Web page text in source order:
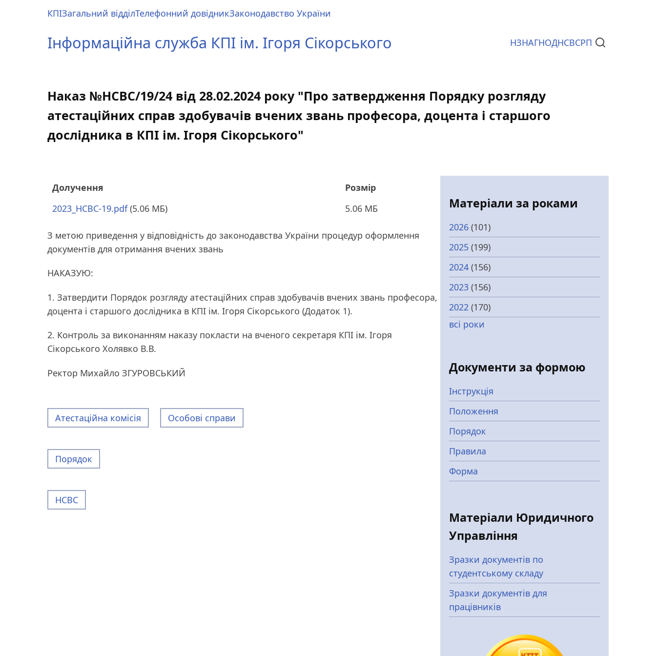
menu
КПІЗагальний відділТелефонний довідникЗаконодавство України
Інформаційна служба КПІ ім. Ігоря Сікорського Документи
НЗНАГНОДНСВСРП
Наказ №НСВС/19/24 від 28.02.2024 року "Про затвердження Порядку розгляду
атестаційних справ здобувачів вчених звань професора, доцента і старшого
дослідника в КПІ ім. Ігоря Сікорського"
Долучення
Розмір
2023_HCBC-19.pdf (5.06 МБ) 5.06 МБ
З метою приведення у відповідність до законодавства України процедур оформлення
документів для отримання вчених звань
НАКАЗУЮ:
1. Затвердити Порядок розгляду атестаційних справ здобувачів вчених звань професора,
доцента i старшого дослідника в КПІ ім. Ігоря Сікорського (Додаток 1).
2. Контроль за виконанням наказу покласти на вченого секретаря КПІ ім. Ігоря
Сікорського Холявко В.В.
Ректор Михайло ЗГУРОВСЬКИЙ
Атестаційна комісія Особові справи
Порядок
НСВС
Матеріали за роками
2026 (101)
2025 (199)
2024 (156)
2023 (156)
2022 (170)
всі роки
Документи за формою
Інструкція
Положення
Порядок
Правила
Форма
Матеріали Юридичного
Управління
Зразки документів по
студентському складу
Зразки документів для
працівників